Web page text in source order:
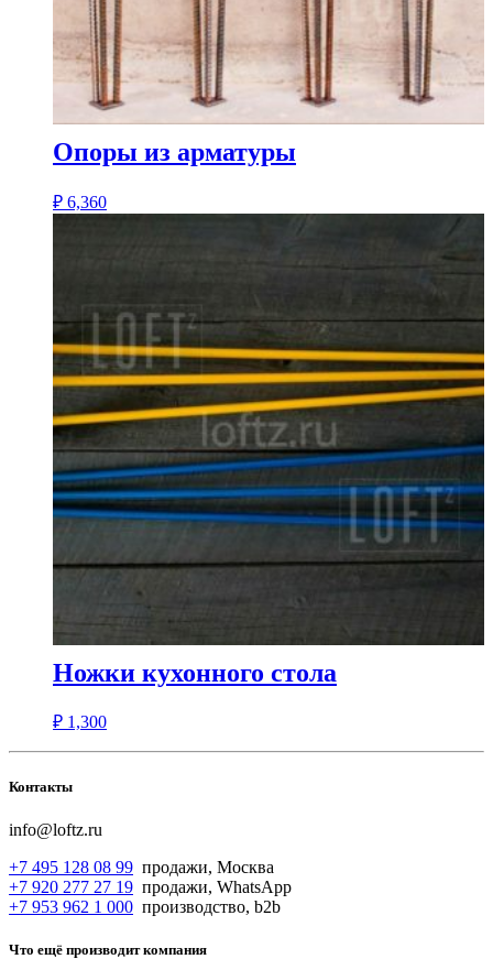
Опоры из арматуры
₽ 6,360
Ножки кухонного стола
₽ 1,300
Контакты
info@loftz.ru
+7 495 128 08 99 продажи, Москва
+7 920 277 27 19 продажи, WhatsApp
+7 953 962 1 000 производство, b2b
Что ещё производит компания